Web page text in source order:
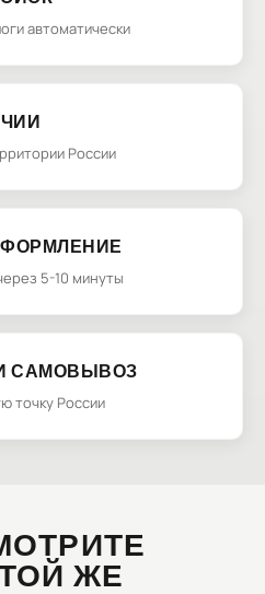
автоматически
России
5-10 минуты
САМОВЫВОЗ
точку России
ЖЕ